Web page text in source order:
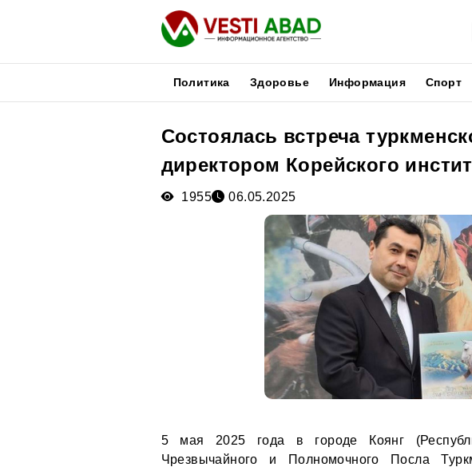
Политика Здоровье Информация Спорт
Состоялась встреча
директором Корейского
1955 06.05.2025
5 мая 2025 года в городе Коянг
Чрезвычайного и Полномочного Посла